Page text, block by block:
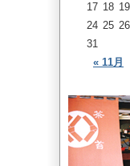
« 11月
17 18 19
24 25 26
31